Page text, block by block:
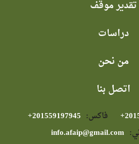
تقدير موقف
دراسات
من نحن
اتصل بنا
فاكس:
info.afaip@gmail.com